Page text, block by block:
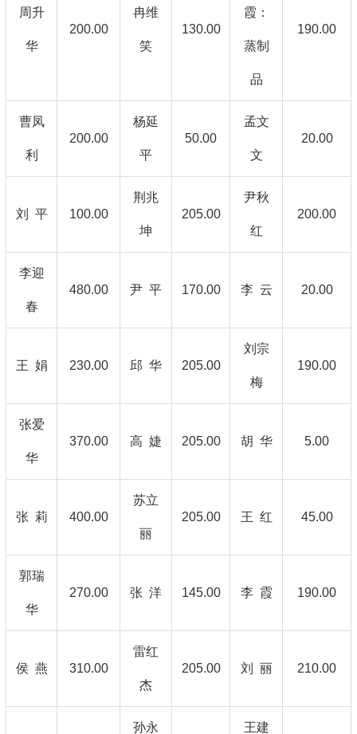
周升
华
200.00
冉维
笑
130.00
霞：
蒸制
品
190.00
曹凤
利
200.00
杨延
平
50.00
孟文
文
20.00
刘 平 100.00
荆兆
坤
205.00
尹秋
红
200.00
李迎
春
480.00 尹 平 170.00 李 云 20.00
王 娟 230.00 邱 华 205.00
刘宗
梅
190.00
张爱
华
370.00 高 婕 205.00 胡 华 5.00
张 莉 400.00
苏立
丽
205.00 王 红 45.00
郭瑞
华
270.00 张 洋 145.00 李 霞 190.00
侯 燕 310.00
雷红
杰
205.00 刘 丽 210.00
孙永 王建